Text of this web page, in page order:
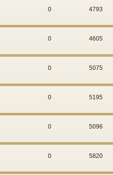
0 4793
0 4605
0 5075
0 5195
0 5096
0 5820